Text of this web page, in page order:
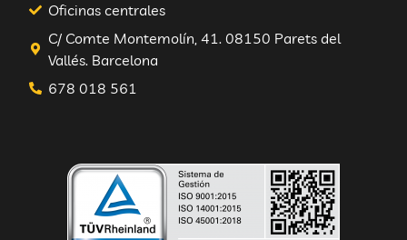
ENVIAR CONSULTA
Oficinas centrales
C/ Comte Montemolín, 41. 08150 Parets del
Vallés. Barcelona
678 018 561